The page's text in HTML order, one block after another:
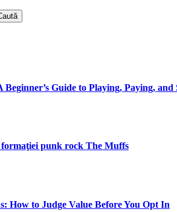
Guide to Playing, Paying,
punk rock The Muffs
How to Judge Value Before You Opt In